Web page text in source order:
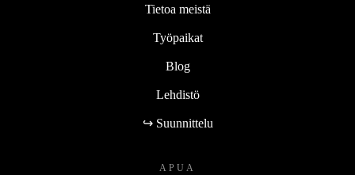
Tietoa meistä
Työpaikat
Blog
Lehdistö
↪ Suunnittelu
APUA